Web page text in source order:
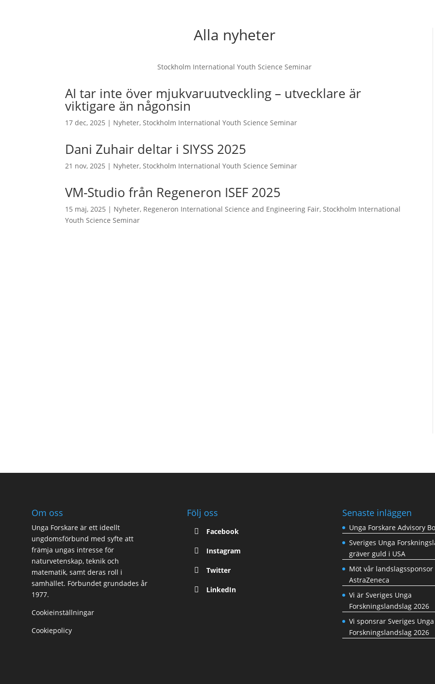
Alla nyheter
Stockholm International Youth Science Seminar
AI tar inte över mjukvaruutveckling – utvecklare är
viktigare än någonsin
17 dec, 2025 | Nyheter, Stockholm International Youth Science Seminar
Dani Zuhair deltar i SIYSS 2025
21 nov, 2025 | Nyheter, Stockholm International Youth Science Seminar
VM-Studio från Regeneron ISEF 2025
15 maj, 2025 | Nyheter, Regeneron International Science and Engineering Fair, Stockholm International
Youth Science Seminar
Om oss
Unga Forskare är ett ideellt
ungdomsförbund med syfte att
främja ungas intresse för
naturvetenskap, teknik och
matematik, samt deras roll i
samhället. Förbundet grundades år
1977.
Cookieinställningar
Cookiepolicy
Följ oss
Facebook
Instagram
Twitter
LinkedIn
Senaste inläggen
Unga Forskare Advisory
Sveriges Unga
gräver guld i USA
Möt vår landslagssponsor
AstraZeneca
Vi är Sveriges Unga
Forskningslandslag 2026
Vi sponsrar Sveriges Unga
Forskningslandslag 2026